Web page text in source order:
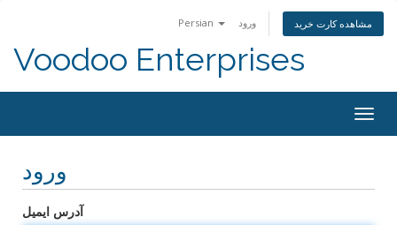
Persian ورود مشاهده کارت خرید
Voodoo Enterprises
ورود
آدرس ایمیل